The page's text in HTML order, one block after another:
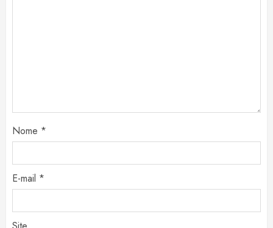
Nome *
E-mail *